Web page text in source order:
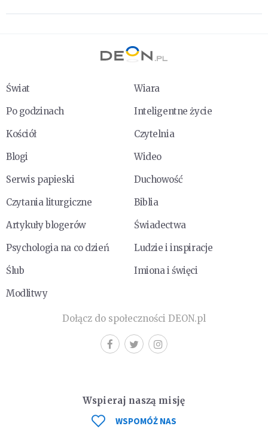
Świat
Wiara
Po godzinach
Inteligentne życie
Kościół
Czytelnia
Blogi
Wideo
Serwis papieski
Duchowość
Czytania liturgiczne
Biblia
Artykuły blogerów
Świadectwa
Psychologia na co dzień
Ludzie i inspiracje
Ślub
Imiona i święci
Modlitwy
Dołącz do społeczności DEON.pl
Wspieraj naszą misję
WSPOMÓŻ NAS